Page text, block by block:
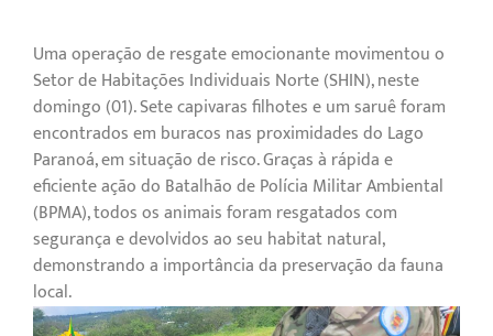
Uma operação de resgate emocionante movimentou o
Setor de Habitações Individuais Norte (SHIN), neste
domingo (01). Sete capivaras filhotes e um saruê foram
encontrados em buracos nas proximidades do Lago
Paranoá, em situação de risco. Graças à rápida e
eficiente ação do Batalhão de Polícia Militar Ambiental
(BPMA), todos os animais foram resgatados com
segurança e devolvidos ao seu habitat natural,
demonstrando a importância da preservação da fauna
local.